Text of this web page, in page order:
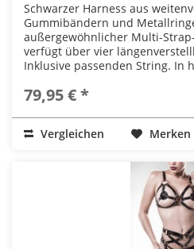
Schwarzer Harness aus
Gummibändern und
außergewöhnlicher Multi-
verfügt über vier
Inklusive passenden String. In
79,95 € *
Vergleichen Merken